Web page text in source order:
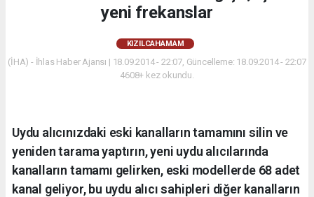
yeni frekanslar
KIZILCAHAMAM
(İHA) - İhlas Haber Ajansı | 18.09.2014 - 22:07, Güncelleme: 18.09.2014 - 22:07
4608+ kez okundu.
Uydu alıcınızdaki eski kanalların tamamını silin ve
yeniden tarama yaptırın, yeni uydu alıcılarında
kanalların tamamı gelirken, eski modellerde 68 adet
kanal geliyor, bu uydu alıcı sahipleri diğer kanalların